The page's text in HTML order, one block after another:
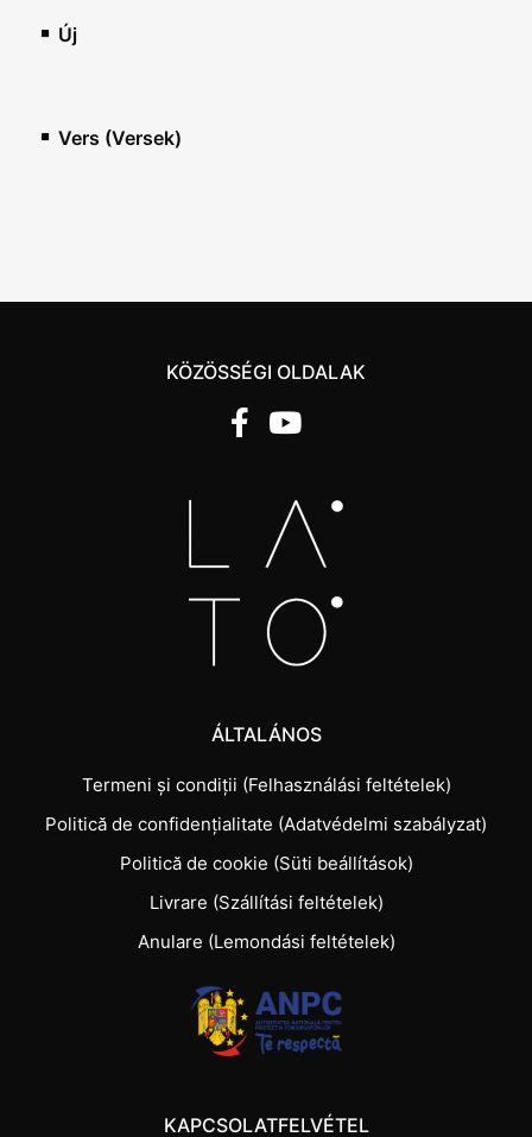
Új
Vers (Versek)
KÖZÖSSÉGI OLDALAK
ÁLTALÁNOS
Termeni și condiții (Felhasználási feltételek)
Politică de confidențialitate (Adatvédelmi szabályzat)
Politică de cookie (Süti beállítások)
Livrare (Szállítási feltételek)
Anulare (Lemondási feltételek)
KAPCSOLATFELVÉTEL